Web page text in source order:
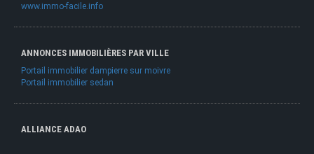
www.immo-facile.info
ANNONCES IMMOBILIÈRES PAR VILLE
Portail immobilier dampierre sur moivre
Portail immobilier sedan
ALLIANCE ADAO